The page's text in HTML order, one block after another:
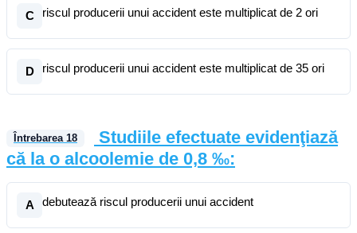
C riscul producerii unui accident este multiplicat de 2 ori
D riscul producerii unui accident este multiplicat de 35 ori
Întrebarea 18
Studiile efectuate evidenţiază
că la o alcoolemie de 0,8 ‰:
A debutează riscul producerii unui accident